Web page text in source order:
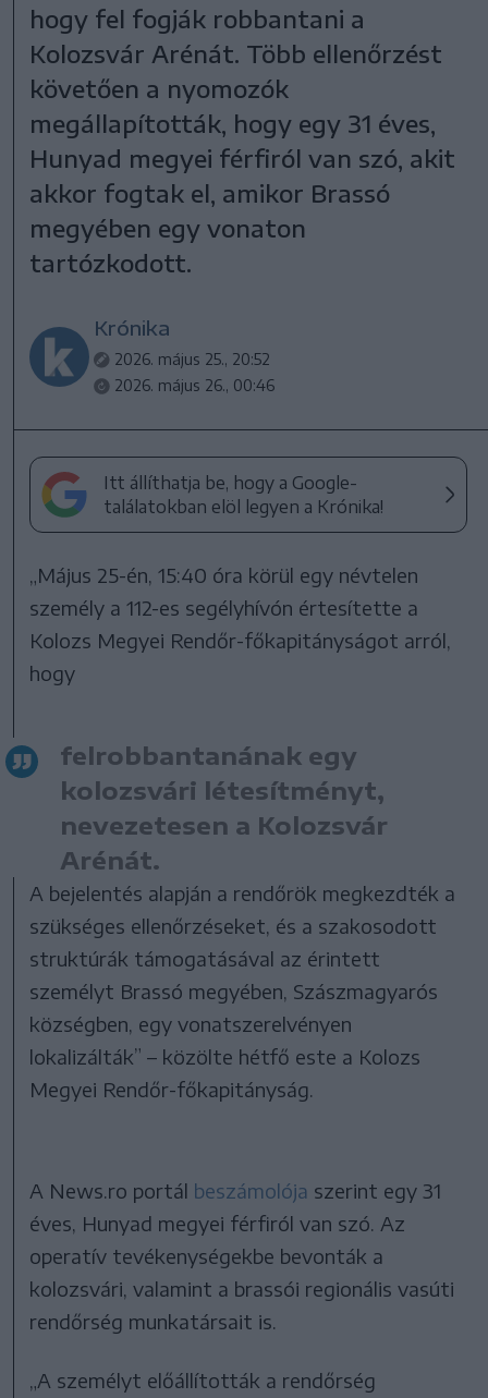
hogy fel fogják robbantani a
Kolozsvár Arénát. Több ellenőrzést
követően a nyomozók
megállapították, hogy egy 31 éves,
Hunyad megyei férfiról van szó, akit
akkor fogtak el, amikor Brassó
megyében egy vonaton
tartózkodott.
Krónika
2026. május 25., 20:52
2026. május 26., 00:46
Itt állíthatja be, hogy a Google-
találatokban elöl legyen a Krónika!
„Május 25-én, 15:40 óra körül egy névtelen
személy a 112-es segélyhívón értesítette a
Kolozs Megyei Rendőr-főkapitányságot arról,
hogy
felrobbantanának egy
kolozsvári létesítményt,
nevezetesen a Kolozsvár
Arénát.
A bejelentés alapján a rendőrök megkezdték a
szükséges ellenőrzéseket, és a szakosodott
struktúrák támogatásával az érintett
személyt Brassó megyében, Szászmagyarós
községben, egy vonatszerelvényen
lokalizálták” – közölte hétfő este a Kolozs
Megyei Rendőr-főkapitányság.
A News.ro portál beszámolója szerint egy 31
éves, Hunyad megyei férfiról van szó. Az
operatív tevékenységekbe bevonták a
kolozsvári, valamint a brassói regionális vasúti
rendőrség munkatársait is.
„A személyt előállították a rendőrség